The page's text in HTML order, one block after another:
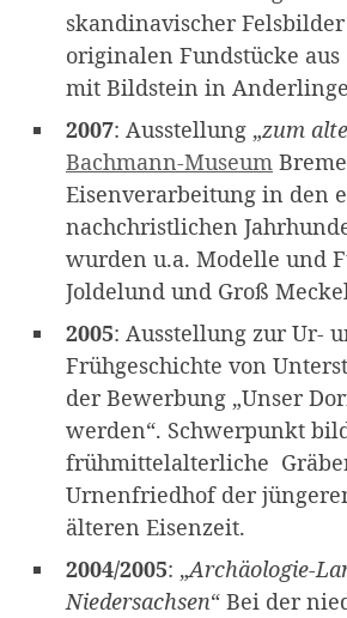
skandinavischer
originalen Fundstücke
mit Bildstein in
2007: Ausstellung „zum
Bachmann-Museum
Eisenverarbeitung in den
nachchristlichen
wurden u.a. Modelle und
Joldelund und Groß
2005: Ausstellung zur Ur-
Frühgeschichte von
der Bewerbung „Unser
werden“. Schwerpunkt
frühmittelalterliche
Urnenfriedhof der
älteren Eisenzeit.
2004/2005: „Archäologie-
Niedersachsen“ Bei der